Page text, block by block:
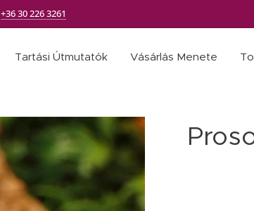
+36 30 226 3261
Tartási Útmutatók Vásárlás Menete